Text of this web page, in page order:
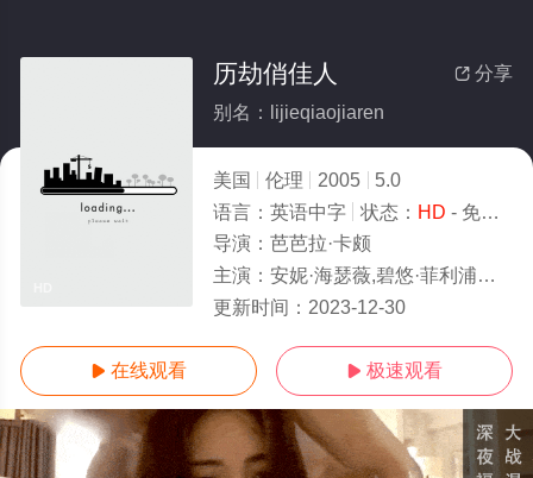
 分享
历劫俏佳人
别名：lijieqiaojiaren
美国 伦理 2005
5.0
语言： 英语中字 状态： HD - 免费在线观看
导演： 芭芭拉·卡颇
主演： 安妮·海瑟薇,碧悠·菲利浦斯,施瑞·阿普莱碧,查宁·塔图姆,迈克尔·比恩,迈克·沃格尔,约瑟夫
更新时间： 2023-12-30
 在线观看  极速观看